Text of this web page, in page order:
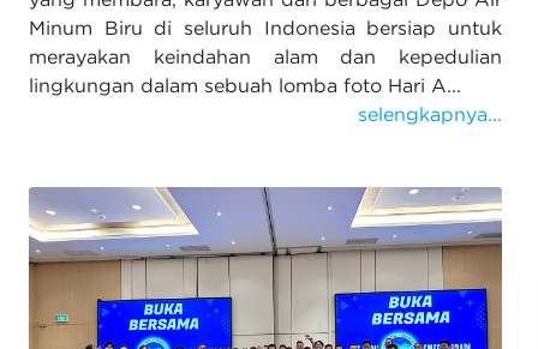
Minum Biru di seluruh Indonesia bersiap untuk
merayakan keindahan alam dan kepedulian
lingkungan dalam sebuah lomba foto Hari A...
selengkapnya...